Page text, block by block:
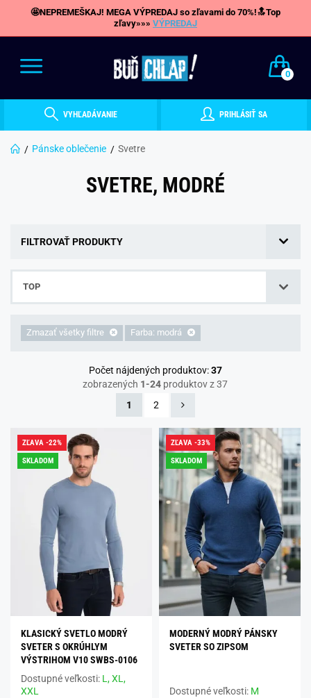
🤩NEPREMEŠKAJ! MEGA VÝPREDAJ so zľavami do 70%!🔝Top
zľavy»»» VÝPREDAJ
0
VYHĽADÁVANIE PRIHLÁSIŤ SA
Pánske oblečenie Svetre
SVETRE, MODRÉ
FILTROVAŤ PRODUKTY
TOP
Zmazať všetky filtre Farba: modrá
Počet nájdených produktov:37
zobrazených 1-24 produktov z 37
1
2
ZĽAVA -22%
SKLADOM
KLASICKÝ SVETLO MODRÝ
SVETER S OKRÚHLYM
VÝSTRIHOM V10 SWBS-0106
Dostupné veľkosti: L,XL,
XXL
ZĽAVA -33%
SKLADOM
MODERNÝ MODRÝ PÁNSKY
SVETER SO ZIPSOM
Dostupné veľkosti: M